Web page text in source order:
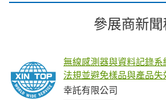
參展商新聞
無線感測器與資料記錄
法規並避免樣品與產品失
幸託有限公司